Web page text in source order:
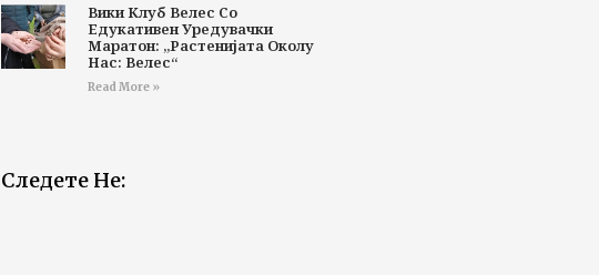
Вики Клуб Велес Со
Едукативен Уредувачки
Маратон: „Растенијата Околу
Нас: Велес“
Read More »
Следете Не: